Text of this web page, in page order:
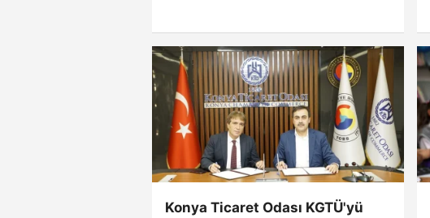
Konya Ticaret Odası KGTÜ'yü